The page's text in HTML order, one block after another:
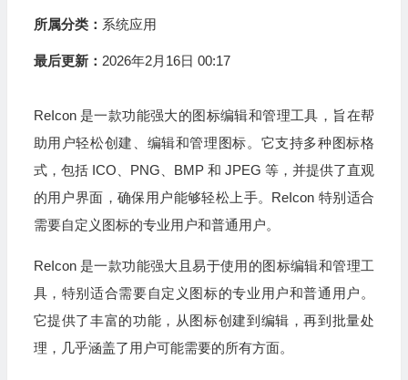
所属分类： 系统应用
最后更新： 2026年2月16日 00:17
ReIcon 是一款功能强大的图标编辑和管理工具，旨在帮
助用户轻松创建、编辑和管理图标。它支持多种图标格
式，包括 ICO、PNG、BMP 和 JPEG 等，并提供了直观
的用户界面，确保用户能够轻松上手。ReIcon 特别适合
需要自定义图标的专业用户和普通用户。
ReIcon 是一款功能强大且易于使用的图标编辑和管理工
具，特别适合需要自定义图标的专业用户和普通用户。
它提供了丰富的功能，从图标创建到编辑，再到批量处
理，几乎涵盖了用户可能需要的所有方面。